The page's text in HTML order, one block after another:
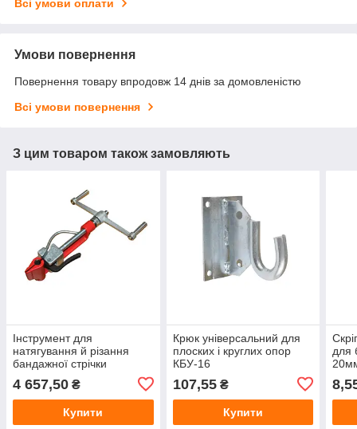
Всі умови оплати
Умови повернення
Повернення товару впродовж 14 днів за домовленістю
Всі умови повернення
З цим товаром також замовляють
Інструмент для
натягування й різання
бандажної стрічки
4 657,50 ₴
Купити
Крюк універсальний для
плоских і круглих опор
КБУ-16
107,55₴
Купити
для